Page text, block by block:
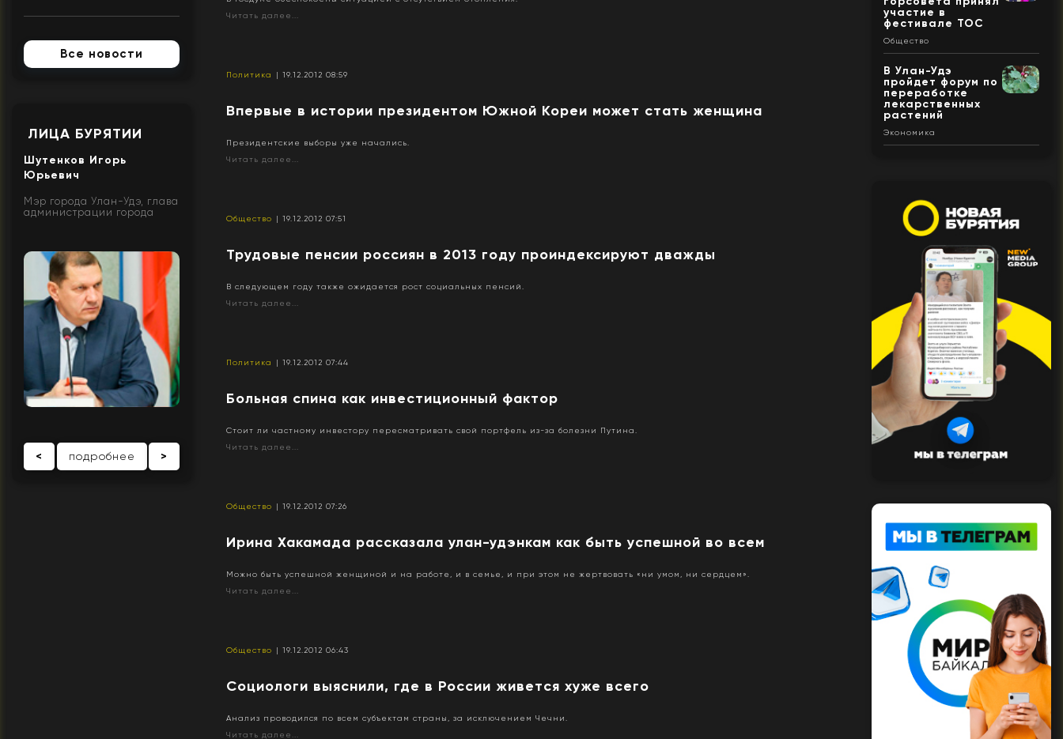
Все новости
ЛИЦА БУРЯТИИ
Шутенков Игорь
Юрьевич
Мэр города Улан-Удэ, глава
администрации города
< подробнее >
Читать далее...
Политика | 19.12.2012 08:59
Впервые в истории президентом Южной Кореи может стать женщина
Президентские выборы уже начались.
Читать далее...
Общество | 19.12.2012 07:51
Трудовые пенсии россиян в 2013 году проиндексируют дважды
В следующем году также ожидается рост социальных пенсий.
Читать далее...
Политика | 19.12.2012 07:44
Больная спина как инвестиционный фактор
Стоит ли частному инвестору пересматривать свой портфель из-за болезни Путина.
Читать далее...
Общество | 19.12.2012 07:26
Ирина Хакамада рассказала улан-удэнкам как быть успешной во всем
Можно быть успешной женщиной и на работе, и в семье, и при этом не жертвовать «ни умом, ни сердцем».
Читать далее...
Общество | 19.12.2012 06:43
Социологи выяснили, где в России живется хуже всего
Анализ проводился по всем субъектам страны, за исключением Чечни.
Читать далее...
участие в
фестивале ТОС
Общество
В Улан-Удэ
пройдет форум по
переработке
лекарственных
растений
Экономика